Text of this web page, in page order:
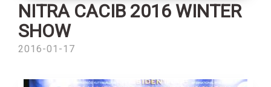
NITRA CACIB 2016 WINTER
SHOW
2016-01-17